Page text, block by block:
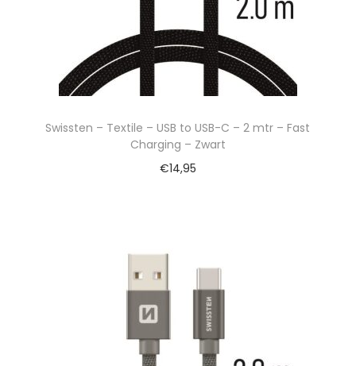
Swissten – Textile – USB to USB-C – 2 mtr – Fast
Charging – Zwart
€14,95